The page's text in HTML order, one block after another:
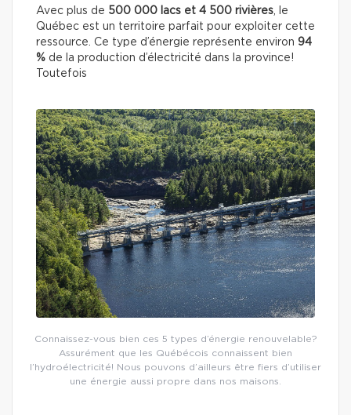
Avec plus de 500 000 lacs et 4 500 rivières , le
Québec est un territoire parfait pour exploiter cette
ressource. Ce type d’énergie représente environ 94
% de la production d’électricité dans la province!
Toutefois
Connaissez-vous bien ces 5 types d’énergie renouvelable?
Assurément que les Québécois connaissent bien
l’hydroélectricité! Nous pouvons d’ailleurs être fiers d’utiliser
une énergie aussi propre dans nos maisons.